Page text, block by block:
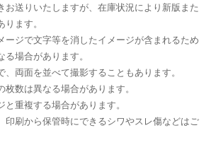
送りいたしますが、在庫状況により新版また
ます。
ジで文字等を消したイメージが含まれるため
場合があります。
両面を並べて撮影することもあります。
数は異なる場合があります。
重複する場合があります。
刷から保管時にできるシワやスレ傷などはご